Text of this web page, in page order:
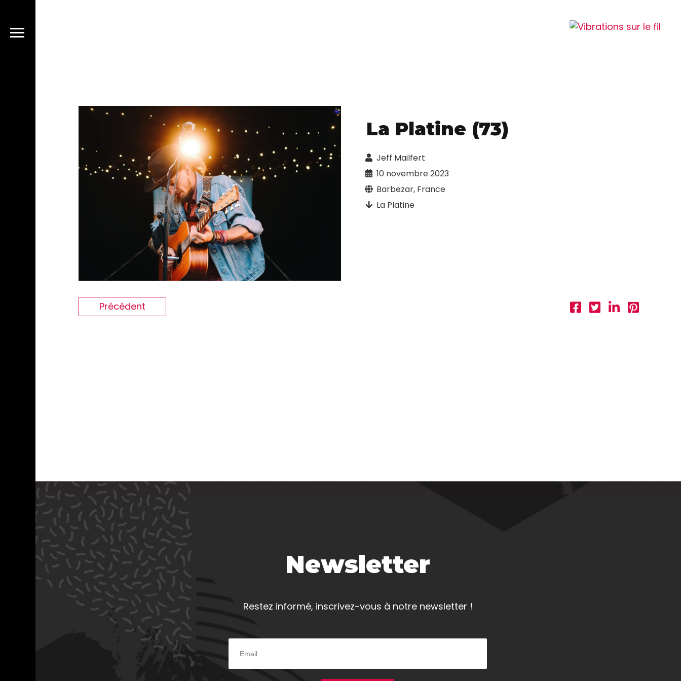
La Platine (73)
Jeff Mailfert
10 novembre 2023
Barbezar, France
La Platine
Précédent
Newsletter
Restez informé, inscrivez-vous à notre newsletter !